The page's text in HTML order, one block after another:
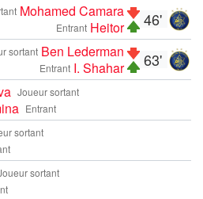
46'
Mohamed Camara
Entrant Heitor
63'
sortant Ben Lederman
Entrant I. Shahar
Joueur sortant
Entrant
sortant
sortant